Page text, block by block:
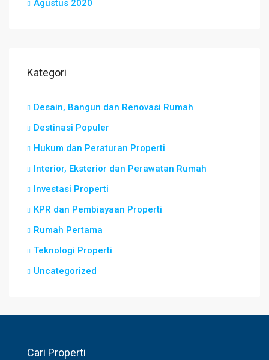
Agustus 2020
Kategori
Desain, Bangun dan Renovasi Rumah
Destinasi Populer
Hukum dan Peraturan Properti
Interior, Eksterior dan Perawatan Rumah
Investasi Properti
KPR dan Pembiayaan Properti
Rumah Pertama
Teknologi Properti
Uncategorized
Cari Properti